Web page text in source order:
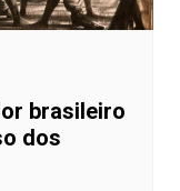
brasileiro
dos